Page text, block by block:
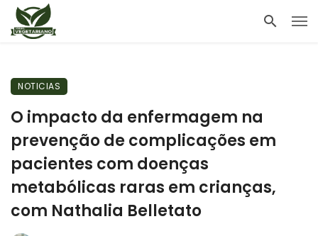
NOTICIAS
O impacto da enfermagem na
prevenção de complicações em
pacientes com doenças
metabólicas raras em crianças,
com Nathalia Belletato